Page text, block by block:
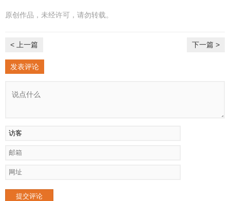
原创作品，未经许可，请勿转载。
< 上一篇 下一篇 >
发表评论
提交评论